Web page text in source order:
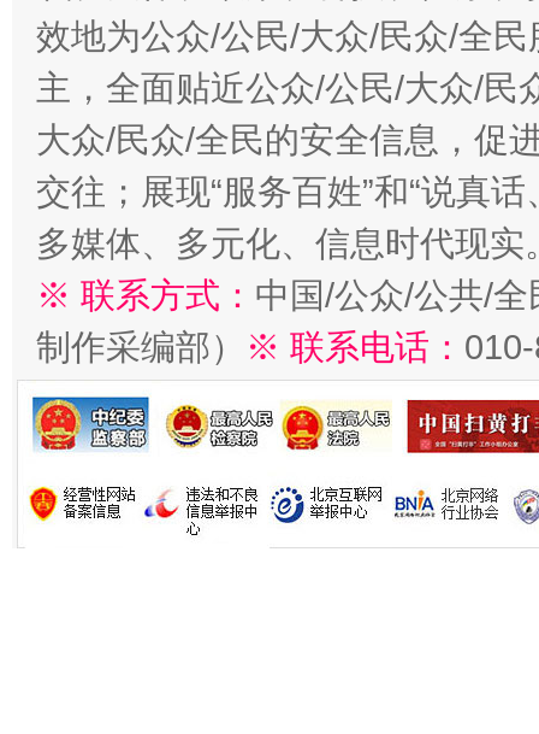
效地为公众/公民/大众/民众/全
主，全面贴近公众/公民/大众/民
大众/民众/全民的安全信息，促
交往；展现“服务百姓”和“说真
多媒体、多元化、信息时代现实
※ 联系方式： 中国/公众/公共/
制作采编部）
※ 联系电话：